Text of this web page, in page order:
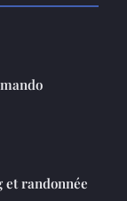
et randonnée